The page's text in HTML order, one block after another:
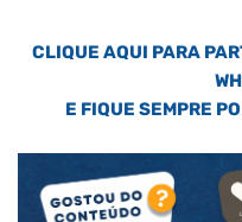
CLIQUE AQUI PARA
E FIQUE SEMPRE